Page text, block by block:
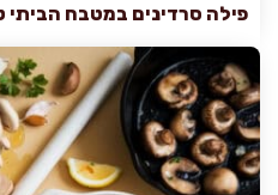
פילה סרדינים במטבח הביתי